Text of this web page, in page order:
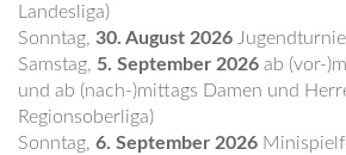
Landesliga)
Sonntag, 30. August 2026
Samstag, 5. September 2026 ab (vor-
und ab (nach-)mittags Damen und
Regionsoberliga)
Sonntag, 6. September 2026